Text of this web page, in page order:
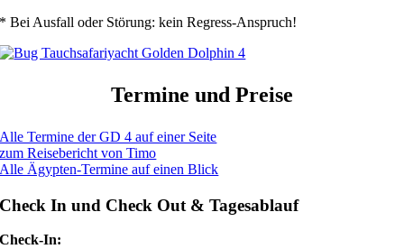
* Bei Ausfall oder Störung: kein Regress-Anspruch!
Termine und Preise
Alle Termine der GD 4 auf einer Seite
zum Reisebericht von Timo
Alle Ägypten-Termine auf einen Blick
Check In und Check Out & Tagesablauf
Check-In: